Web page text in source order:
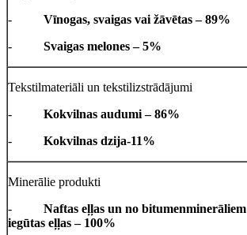
- Vīnogas, svaigas vai žāvētas – 89%
- Svaigas melones – 5%
Tekstilmateriāli un tekstilizstrādājumi
- Kokvilnas audumi – 86%
- Kokvilnas dzija-11%
Minerālie produkti
- Naftas eļļas un no bitumenminerāliem
iegūtas eļļas – 100%